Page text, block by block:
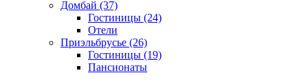
Домбай (37)
Гостиницы (24)
Отели
Приэльбрусье (26)
Гостиницы (19)
Пансионаты